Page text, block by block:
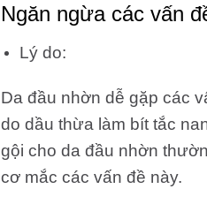
Ngăn ngừa các vấn
Lý do:
Da đầu nhờn dễ gặp các
do dầu thừa làm bít tắc
gội cho da đầu nhờn
cơ mắc các vấn đề này.